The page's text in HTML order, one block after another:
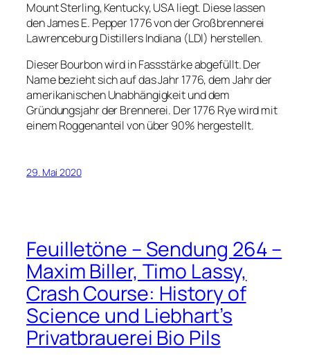
Mount Sterling, Kentucky, USA liegt. Diese lassen
den James E. Pepper 1776 von der Großbrennerei
Lawrenceburg Distillers Indiana (LDI) herstellen.
Dieser Bourbon wird in Fassstärke abgefüllt. Der
Name bezieht sich auf das Jahr 1776, dem Jahr der
amerikanischen Unabhängigkeit und dem
Gründungsjahr der Brennerei. Der 1776 Rye wird mit
einem Roggenanteil von über 90% hergestellt.
29. Mai 2020
Feuilletöne – Sendung 264 –
Maxim Biller, Timo Lassy,
Crash Course: History of
Science und Liebhart’s
Privatbrauerei Bio Pils